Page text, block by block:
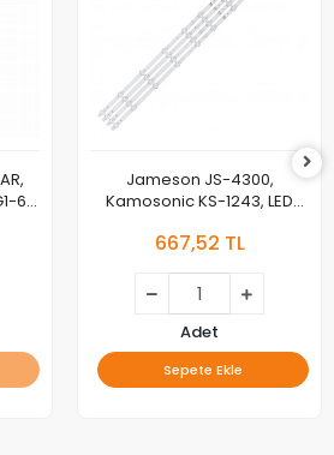
6-
Jameson JS-4300,
Kamosonic KS-1243, LED
SD43-DNJF-IK41
667,52 TL
Adet
Sepete Ekle